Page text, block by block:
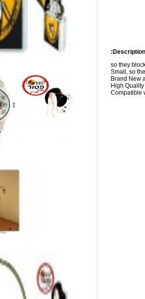
so they
Small, so
Brand New
High
Compatible